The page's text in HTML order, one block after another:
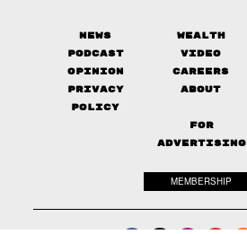
News Wealth
Podcast
Video
Opinion
Careers
Privacy
Policy
About
FOR
ADVERTISING
MEMBERSHIP